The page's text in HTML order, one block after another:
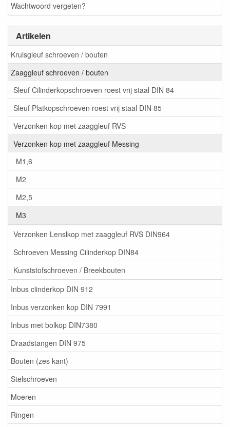
Wachtwoord vergeten?
Artikelen
Kruisgleuf schroeven / bouten
Zaaggleuf schroeven / bouten
Sleuf Cilinderkopschroeven roest vrij staal DIN 84
Sleuf Platkopschroeven roest vrij staal DIN 85
Verzonken kop met zaaggleuf RVS
Verzonken kop met zaaggleuf Messing
M1,6
M2
M2,5
M3
Verzonken Lenslkop met zaaggleuf RVS DIN964
Schroeven Messing Cilinderkop DIN84
Kunststofschroeven / Breekbouten
Inbus clinderkop DIN 912
Inbus verzonken kop DIN 7991
Inbus met bolkop DIN7380
Draadstangen DIN 975
Bouten (zes kant)
Stelschroeven
Moeren
Ringen